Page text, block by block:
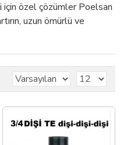
özel çözümler Poelsan
uzun ömürlü ve